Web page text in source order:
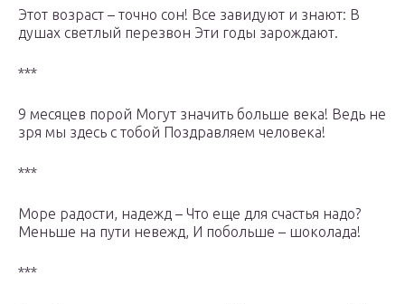
Этот возраст – точно сон! Все завидуют и знают: В
душах светлый перезвон Эти годы зарождают.
***
9 месяцев порой Могут значить больше века! Ведь не
зря мы здесь с тобой Поздравляем человека!
***
Море радости, надежд – Что еще для счастья надо?
Меньше на пути невежд, И побольше – шоколада!
***